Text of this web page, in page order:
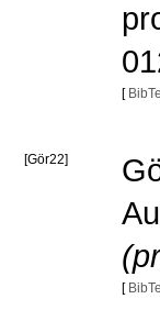
[
[Gör22]
[